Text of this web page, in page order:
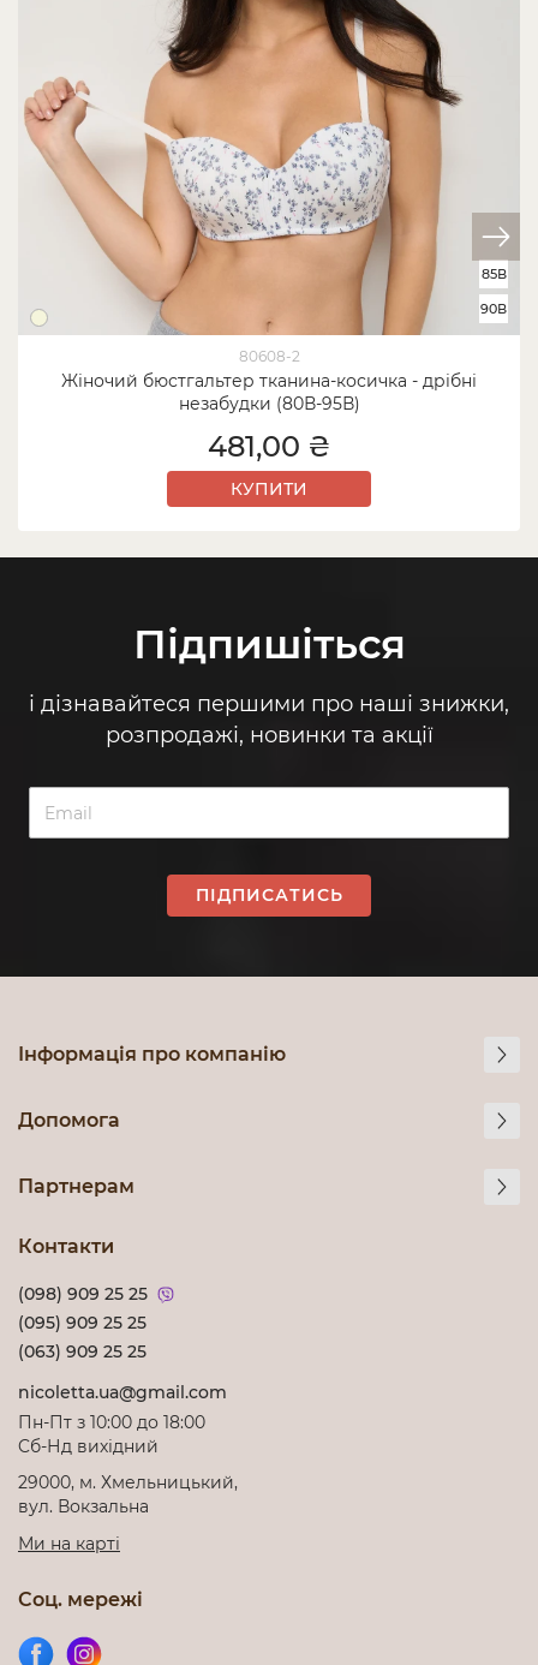
80608-2
Жіночий бюстгальтер тканина-косичка - дрібні
незабудки (80В-95В)
85В
90В
481,00 ₴
КУПИТИ
Підпишіться
і дізнавайтеся першими про наші знижки,
розпродажі, новинки та акції
ПІДПИСАТИСЬ
Інформація про компанію
Допомога
Партнерам
Контакти
(098) 909 25 25
(095) 909 25 25
(063) 909 25 25
nicoletta.ua@gmail.com
Пн-Пт з 10:00 до 18:00
Cб-Нд вихідний
29000, м. Хмельницький,
вул. Вокзальна
Ми на карті
Соц. мережі